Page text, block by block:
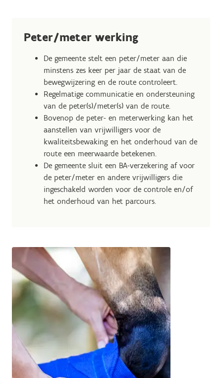
Peter/meter werking
De gemeente stelt een peter/meter aan die
minstens zes keer per jaar de staat van de
bewegwijzering en de route controleert.
Regelmatige communicatie en ondersteuning
van de peter(s)/meter(s) van de route.
Bovenop de peter- en meterwerking kan het
aanstellen van vrijwilligers voor de
kwaliteitsbewaking en het onderhoud van de
route een meerwaarde betekenen.
De gemeente sluit een BA-verzekering af voor
de peter/meter en andere vrijwilligers die
ingeschakeld worden voor de controle en/of
het onderhoud van het parcours.